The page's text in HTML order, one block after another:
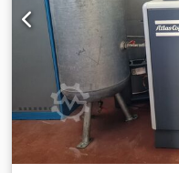
kurutucu: • Basınç
tüketimi: yaklaşık 0,22
kayıpsız Gürültü
dB(A) (tam kaplamalı
çalışma alanına
sıcaklığı: +1 °C ila +46
Genişlik x Yükseklik:
mm • Ağırlık: yaklaşık
Çalışma saati: 1170 saat